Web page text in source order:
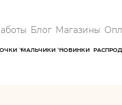
Блог Магазины
МАЛЬЧИКИ НОВИНКИ